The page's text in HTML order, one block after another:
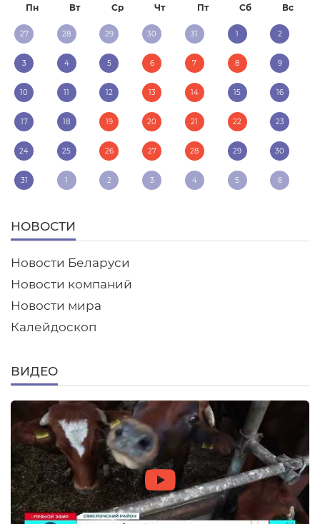
Пн Вт Ср Чт Пт Сб Вс
27 28 29 30 31 1 2
3 4 5 6 7 8 9
10 11 12 13 14 15 16
17 18 19 20 21 22 23
24 25 26 27 28 29 30
31 1 2 3 4 5 6
НОВОСТИ
Новости Беларуси
Новости компаний
Новости мира
Калейдоскоп
ВИДЕО